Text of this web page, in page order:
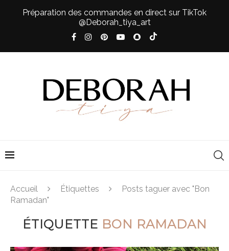
Préparation des commandes en direct sur TikTok
@Deborah_tiya_art
Accueil Étiquettes
Posts taguer avec "Bon
Ramadan"
ÉTIQUETTE BON RAMADAN